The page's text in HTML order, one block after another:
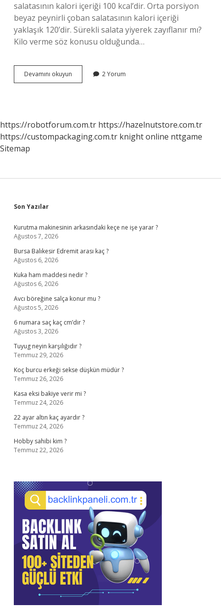
salatasının kalori içeriği 100 kcal’dir. Orta porsiyon
beyaz peynirli çoban salatasının kalori içeriği
yaklaşık 120’dir. Sürekli salata yiyerek zayıflanır mı?
Kilo verme söz konusu olduğunda…
Devamını okuyun
Salatası
2 Yorum
https://robotforum.com.tr https://hazelnutstore.com.tr
https://custompackaging.com.tr knight online nttgame
Sitemap
Sidebar
Son Yazılar
Kurutma makinesinin arkasındaki keçe ne işe yarar ?
Ağustos 7, 2026
Bursa Balıkesir Edremit arası kaç ?
Ağustos 6, 2026
Kuka ham maddesi nedir ?
Ağustos 6, 2026
Avcı böreğine salça konur mu ?
Ağustos 5, 2026
6 numara saç kaç cm’dir ?
Ağustos 3, 2026
Tuyug neyin karşılığıdır ?
Temmuz 29, 2026
Koç burcu erkeği sekse düşkün müdür ?
Temmuz 26, 2026
Kasa eksi bakiye verir mi ?
Temmuz 24, 2026
22 ayar altın kaç ayardır ?
Temmuz 24, 2026
Hobby sahibi kim ?
Temmuz 22, 2026